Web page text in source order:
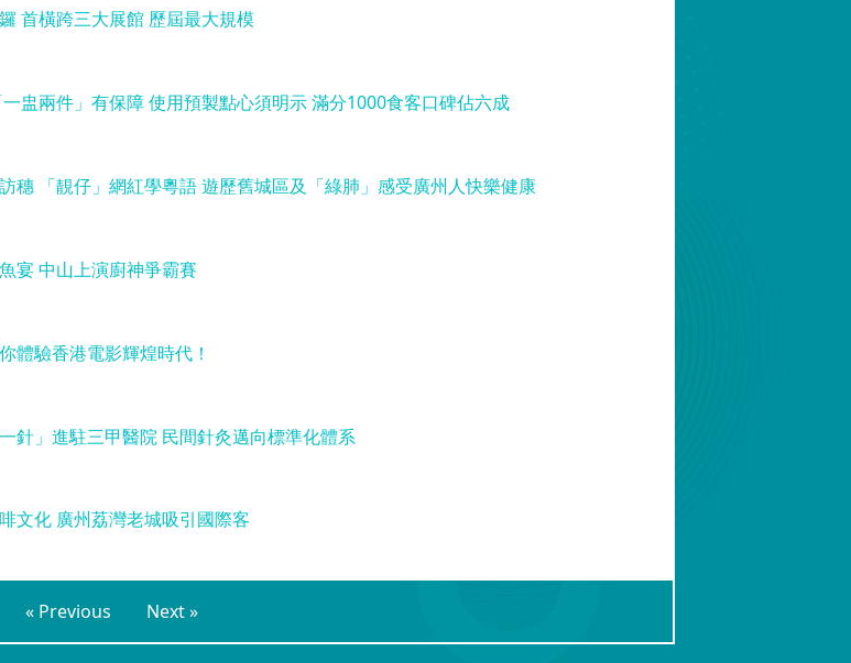
首橫跨三大展館 歷屆最大規模
盅兩件」有保障 使用預製點心須明示 滿分1000食客口碑佔六成
穗 「靚仔」網紅學粵語 遊歷舊城區及「綠肺」感受廣州人快樂健康
宴 中山上演廚神爭霸賽
體驗香港電影輝煌時代！
針」進駐三甲醫院 民間針灸邁向標準化體系
文化 廣州荔灣老城吸引國際客
« Previous Next »